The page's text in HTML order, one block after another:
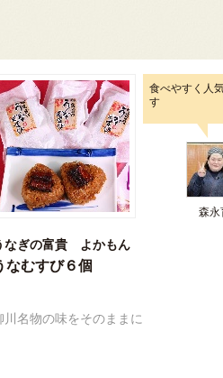
食べやすく人
す
森永
なぎの富貴 よかもん
なむすび６個
川名物の味をそのままに